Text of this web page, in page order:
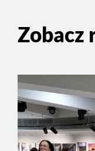
Zobacz